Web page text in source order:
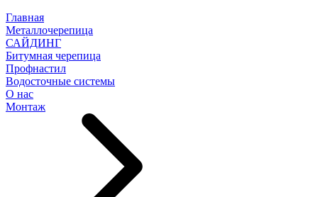
Главная
Металлочерепица
САЙДИНГ
Битумная черепица
Профнастил
Водосточные системы
О нас
Монтаж